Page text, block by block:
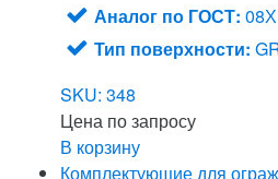
Аналог по ГОСТ:
Тип поверхности:
SKU: 348
Цена по запросу
В корзину
Комплектующие для